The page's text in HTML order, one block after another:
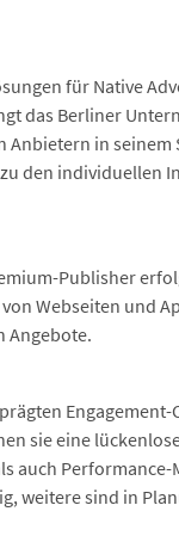
für Native
das Berliner
in seinem
den individuellen
Publisher
Webseiten und
Angebote.
sie eine
auch
weitere sind in